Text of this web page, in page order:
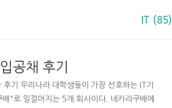
IT (85)
공채 후기
기 우리나라 대학생들이 가장 선호하는 IT기
"로 일컬어지는 5개 회사이다. 네카라쿠배에